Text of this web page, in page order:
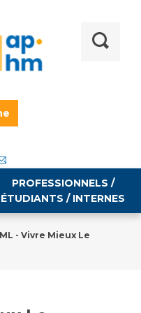
PROFESSIONNELS /
ÉTUDIANTS / INTERNES
- Vivre Mieux Le